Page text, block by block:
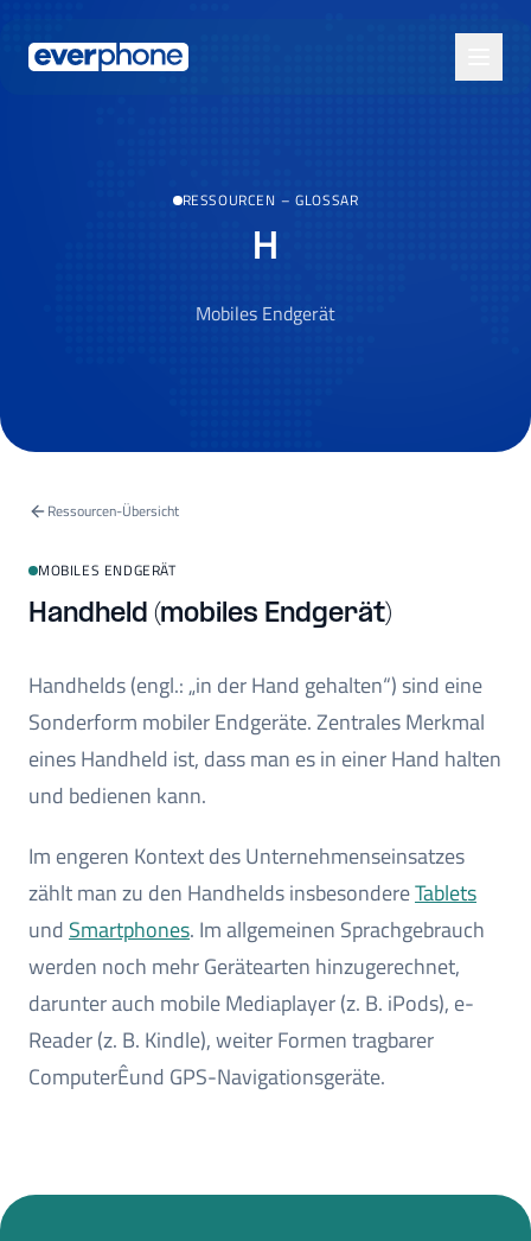
RESSOURCEN – GLOSSAR
H
Mobiles Endgerät
Ressourcen-Übersicht
MOBILES ENDGERÄT
Handheld (mobiles Endgerät)
Handhelds (engl.: „in der Hand gehalten“) sind eine
Sonderform mobiler Endgeräte. Zentrales Merkmal
eines Handheld ist, dass man es in einer Hand halten
und bedienen kann.
Im engeren Kontext des Unternehmenseinsatzes
zählt man zu den Handhelds insbesondereTablets
und Smartphones. Im allgemeinen Sprachgebrauch
werden noch mehr Gerätearten hinzugerechnet,
darunter auch mobile Mediaplayer (z. B. iPods), e-
Reader (z. B. Kindle), weiter Formen tragbarer
ComputerÊund GPS-Navigationsgeräte.